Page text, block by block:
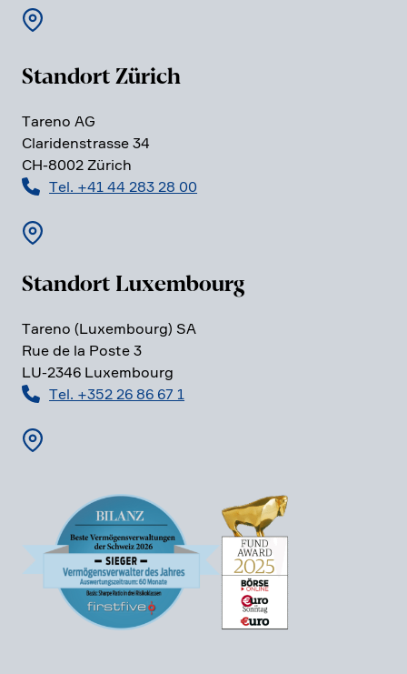
Standort Zürich
Tareno AG
Clari­den­strasse 34
CH-8002 Zürich
Tel. +41 44 283 28 00
Standort Luxem­bourg
Tareno (Luxem­bourg) SA
Rue de la Poste 3
LU-2346 Luxem­bourg
Tel. +352 26 86 67 1